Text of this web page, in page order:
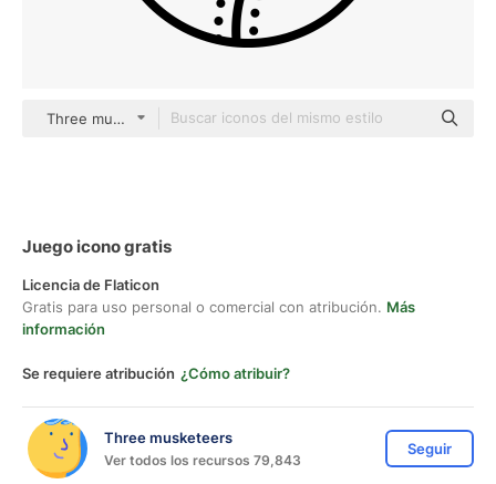
Three musketeers outline
Juego icono gratis
Licencia de Flaticon
Gratis para uso personal o comercial con atribución. Más
información
Se requiere atribución ¿Cómo atribuir?
Three musketeers
Ver todos los recursos 79,843
Seguir